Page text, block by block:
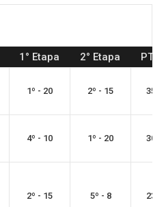
1° Etapa 2° Etapa PTS
1º - 20 2º - 15 35
4º - 10 1º - 20 30
2º - 15 5º - 8 23